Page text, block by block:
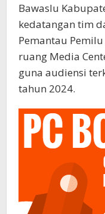
Bawaslu
kedatangan tim
Pemantau
ruang Media
guna audiensi
tahun 2024.